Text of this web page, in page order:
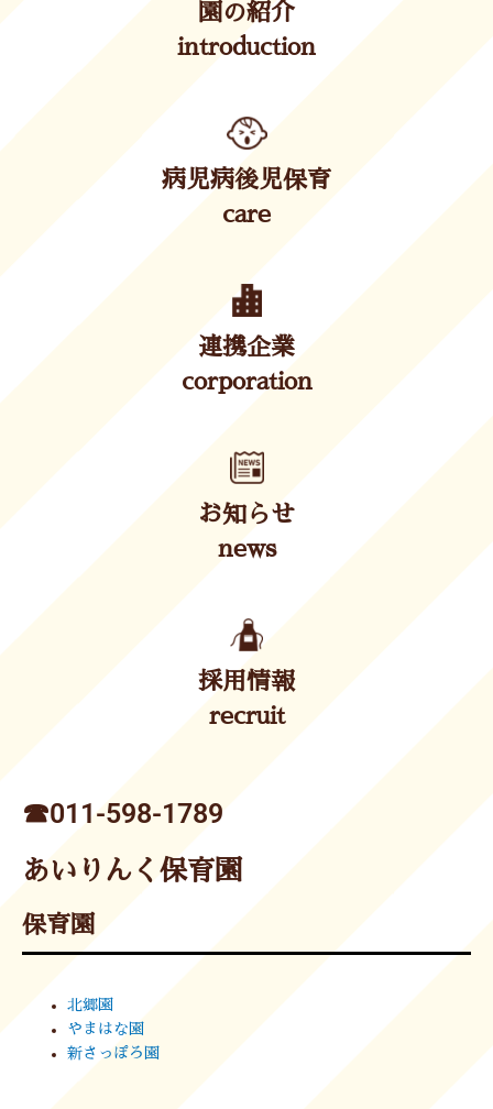
園の紹介
introduction
病児病後児保育
care
連携企業
corporation
お知らせ
news
採用情報
recruit
☎︎011-598-1789
あいりんく保育園
保育園
北郷園
やまはな園
新さっぽろ園